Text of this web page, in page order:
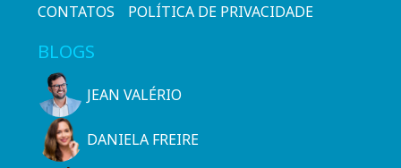
CONTATOS POLÍTICA DE PRIVACIDADE
BLOGS
JEAN VALÉRIO
DANIELA FREIRE